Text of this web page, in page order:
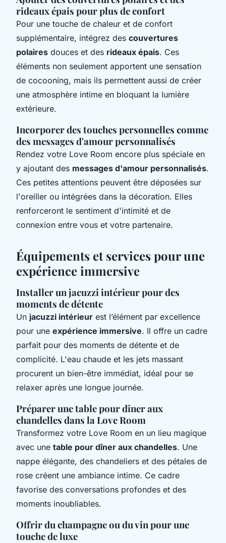
rideaux épais pour plus de confort
Pour une touche de chaleur et de confort
supplémentaire, intégrez des couvertures
polaires douces et des rideaux épais. Ces
éléments non seulement apportent une sensation
de cocooning, mais ils permettent aussi de créer
une atmosphère intime en bloquant la lumière
extérieure.
Incorporer des touches personnelles comme
des messages d'amour personnalisés
Rendez votre Love Room encore plus spéciale en
y ajoutant des messages d'amour personnalisés.
Ces petites attentions peuvent être déposées sur
l'oreiller ou intégrées dans la décoration. Elles
renforceront le sentiment d'intimité et de
connexion entre vous et votre partenaire.
Équipements et services pour une
expérience immersive
Installer un jacuzzi intérieur pour des
moments de détente
Un jacuzzi intérieur est l’élément par excellence
pour une expérience immersive. Il offre un cadre
parfait pour des moments de détente et de
complicité. L'eau chaude et les jets massant
procurent un bien-être immédiat, idéal pour se
relaxer après une longue journée.
Préparer une table pour dîner aux
chandelles dans la Love Room
Transformez votre Love Room en un lieu magique
avec une table pour dîner aux chandelles. Une
nappe élégante, des chandeliers et des pétales de
rose créent une ambiance intime. Ce cadre
favorise des conversations profondes et des
moments inoubliables.
Offrir du champagne ou du vin pour une
touche de luxe